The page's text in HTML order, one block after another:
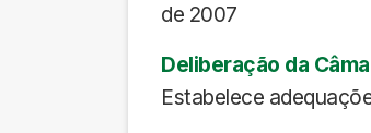
de 2007
Deliberação da
Estabelece